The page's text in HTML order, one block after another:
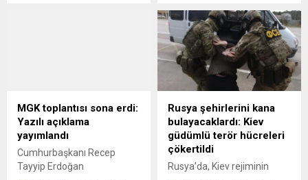
tutuklananların sayısı 64'e
yükseldi.
MGK toplantısı sona erdi:
Yazılı açıklama
yayımlandı
Cumhurbaşkanı Recep
Tayyip Erdoğan
Rusya şehirlerini kana
bulayacaklardı: Kiev
güdümlü terör hücreleri
çökertildi
Rusya’da, Kiev rejiminin